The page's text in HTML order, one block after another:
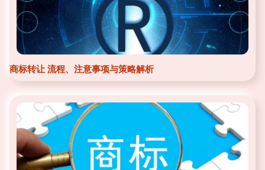
商标转让 流程、注意事项与策略解析